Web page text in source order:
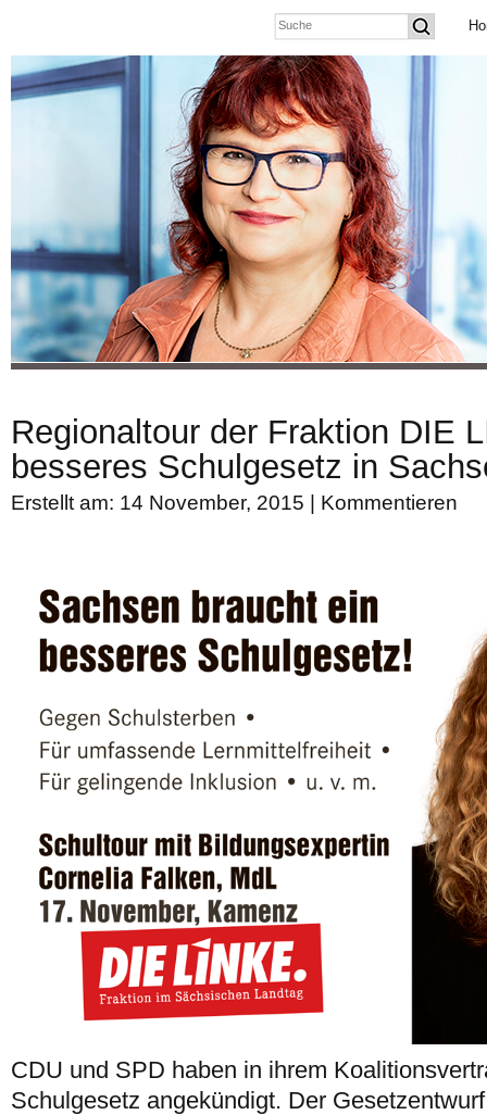
Regionaltour der Fraktion DIE
besseres Schulgesetz in
Erstellt am: 14 November, 2015 | Kommentieren
CDU und SPD haben in ihrem
Schulgesetz angekündigt. Der